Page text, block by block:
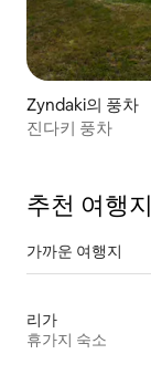
Zyndaki의 풍차
진다키 풍차
추천 여행지
가까운 여행지
리가
휴가지 숙소